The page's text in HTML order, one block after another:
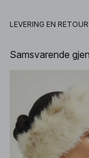
LEVERING EN
Samsvarende